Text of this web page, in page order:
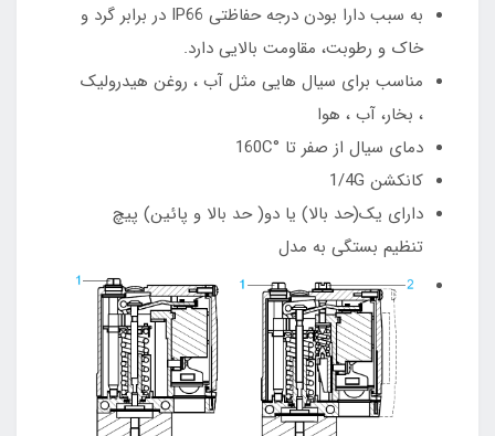
به سبب دارا بودن درجه حفاظتی IP66 در برابر گرد و
خاک و رطوبت، مقاومت بالایی دارد.
مناسب برای سیال هایی مثل آب ، روغن هیدرولیک
، بخار، آب ، هوا
دمای سیال از صفر تا °160C
کانکشن 1/4G
دارای یک(حد بالا) یا دو( حد بالا و پائین) پیچ
تنظیم بستگی به مدل